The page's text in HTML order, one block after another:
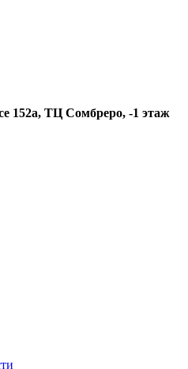
152а, ТЦ Сомбреро, -1 этаж